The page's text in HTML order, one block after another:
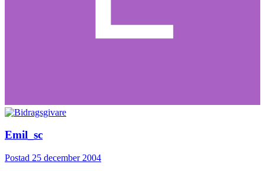
Emil_sc
Postad 25 december 2004